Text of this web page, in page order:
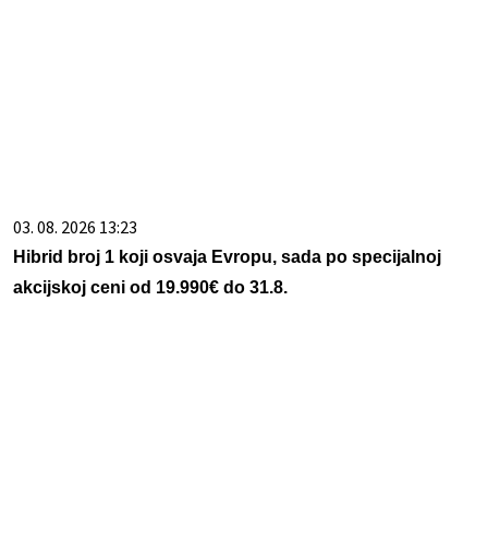
03. 08. 2026 13:23
Hibrid broj 1 koji osvaja Evropu, sada po specijalnoj
akcijskoj ceni od 19.990€ do 31.8.